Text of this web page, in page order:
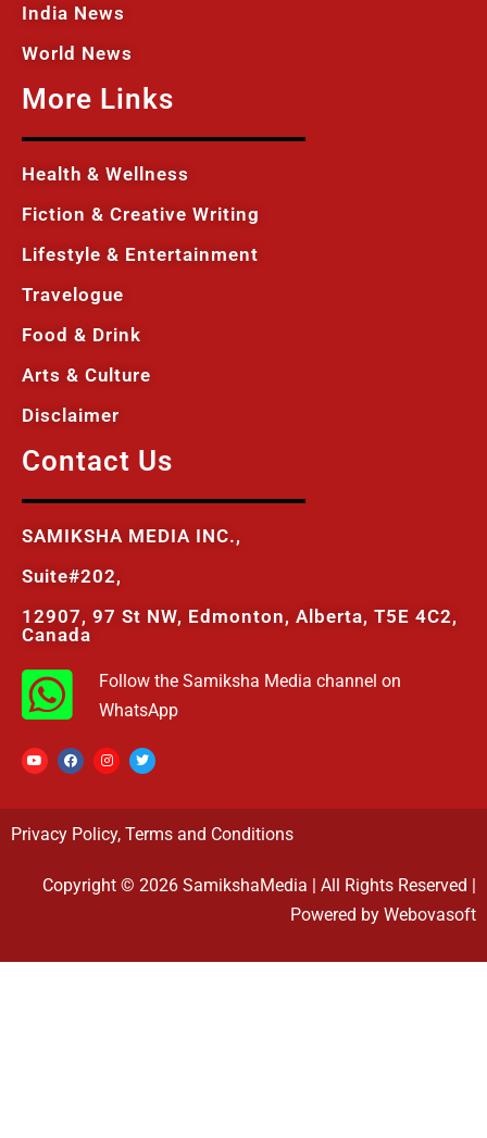
India News
World News
More Links
Health & Wellness
Fiction & Creative Writing
Lifestyle & Entertainment
Travelogue
Food & Drink
Arts & Culture
Disclaimer
Contact Us
SAMIKSHA MEDIA INC.,
Suite#202,
12907, 97 St NW, Edmonton, Alberta, T5E 4C2,
Canada
Follow the Samiksha Media channel on
WhatsApp
Privacy Policy, Terms and Conditions
Copyright © 2026 SamikshaMedia | All Rights Reserved |
Powered by Webovasoft